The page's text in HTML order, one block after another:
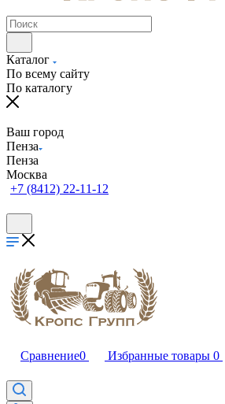
Каталог
По всему сайту
По каталогу
Ваш город
Пенза
Пенза
Москва
+7 (8412) 22-11-12
Сравнение0 Избранные товары 0